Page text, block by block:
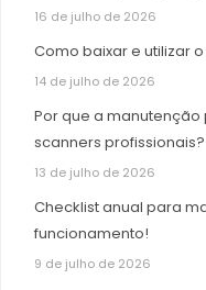
16 de julho de 2026
Como baixar e utilizar
14 de julho de 2026
Por que a
scanners profissionais?
13 de julho de 2026
Checklist anual para
funcionamento!
9 de julho de 2026